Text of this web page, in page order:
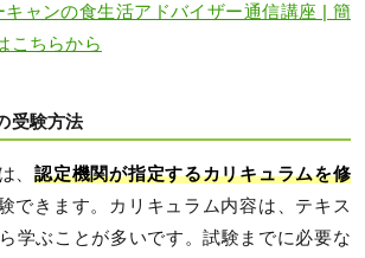
ャンの食生活アドバイザー通信講座 | 簡
こちらから
受験方法
、認定機関が指定するカリキュラムを修
できます。カリキュラム内容は、テキス
学ぶことが多いです。試験までに必要な